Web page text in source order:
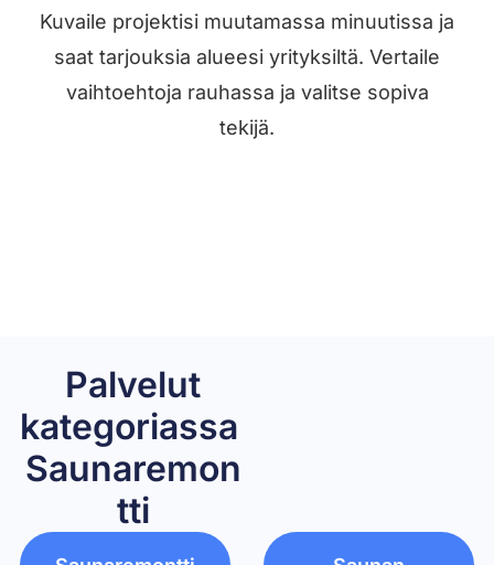
Kuvaile projektisi muutamassa minuutissa ja
saat tarjouksia alueesi yrityksiltä. Vertaile
vaihtoehtoja rauhassa ja valitse sopiva
tekijä.
Palvelut
kategoriassa ​
Saunaremon
tti